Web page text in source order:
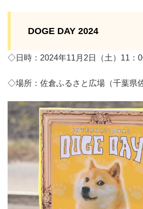
DOGE DAY 2024
◇日時：2024年11月2日（土）11：
◇場所：佐倉ふるさと広場（千葉県